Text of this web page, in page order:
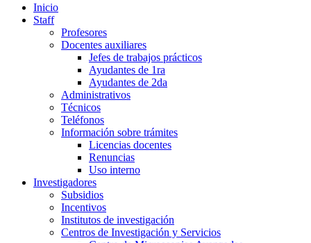
Inicio
Staff
Profesores
Docentes auxiliares
Jefes de trabajos prácticos
Ayudantes de 1ra
Ayudantes de 2da
Administrativos
Técnicos
Teléfonos
Información sobre trámites
Licencias docentes
Renuncias
Uso interno
Investigadores
Subsidios
Incentivos
Institutos de investigación
Centros de Investigación y Servicios